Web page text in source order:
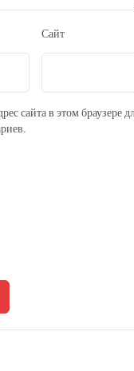
Сайт
сайта в этом браузере